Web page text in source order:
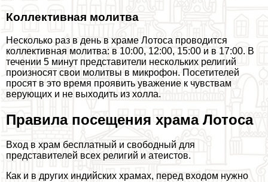
Коллективная молитва
Несколько раз в день в храме Лотоса проводится
коллективная молитва: в 10:00, 12:00, 15:00 и в 17:00. В
течении 5 минут представители нескольких религий
произносят свои молитвы в микрофон. Посетителей
просят в это время проявить уважение к чувствам
верующих и не выходить из холла.
Правила посещения храма Лотоса
Вход в храм бесплатный и свободный для
представителей всех религий и атеистов.
Как и в других индийских храмах, перед входом нужно